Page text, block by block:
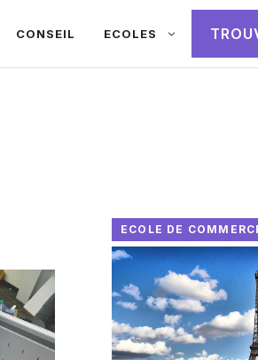
CONSEIL ECOLES
ECOLE DE